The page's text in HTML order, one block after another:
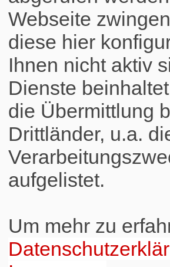
Webseite
diese hier
Ihnen nicht aktiv
Dienste
die Übermittlung
Drittländer, u.a.
aufgelistet.
Um mehr zu